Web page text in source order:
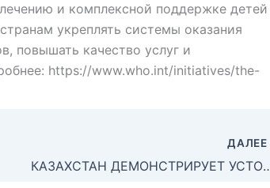
и комплексной поддержке детей
укреплять системы оказания
повышать качество услуг и
https://www.who.int/initiatives/the-
ДАЛЕЕ
КАЗАХСТАН ДЕМОНСТРИРУЕТ УСТОЙЧИВЫЙ ПРОГРЕСС В